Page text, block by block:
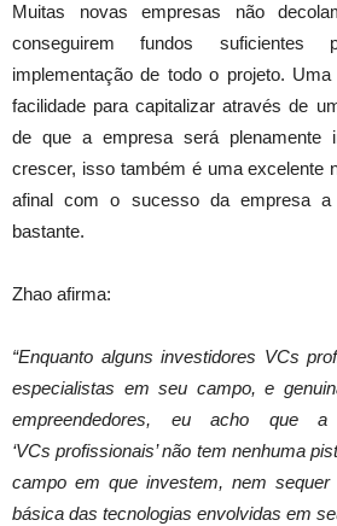
Muitas novas empresas não
conseguirem fundos suficientes
implementação de todo o projeto.
facilidade para capitalizar através de
de que a empresa será plenamente
crescer, isso também é uma excelente
afinal com o sucesso da empresa
bastante.
Zhao afirma:
“Enquanto alguns investidores VCs
especialistas em seu campo, e
empreendedores, eu acho que
‘VCs profissionais’ não tem nenhuma
campo em que investem, nem
básica das tecnologias envolvidas em